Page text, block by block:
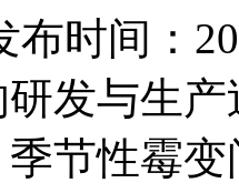
布时间：
发与生
节性霉